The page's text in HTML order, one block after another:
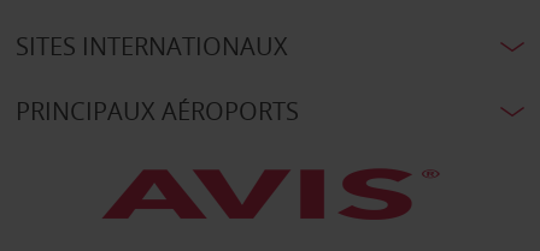
SITES INTERNATIONAUX
PRINCIPAUX AÉROPORTS